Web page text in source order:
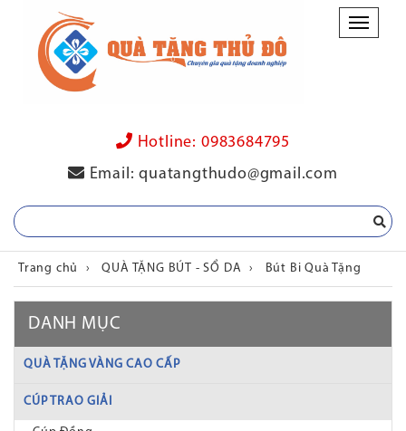
Danh
mục
Hotline: 0983684795
Email:quatangthudo@gmail.com
Trang chủ › QUÀ TẶNG BÚT - SỔ DA › Bút Bi Quà Tặng
DANH MỤC
QUÀ TẶNG VÀNG CAO CẤP
CÚP TRAO GIẢI